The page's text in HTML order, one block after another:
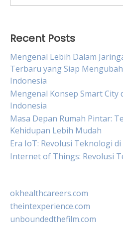
for:
Recent Posts
Mengenal Lebih Dalam
Terbaru yang Siap
Indonesia
Mengenal Konsep Smart City
Indonesia
Masa Depan Rumah Pintar:
Kehidupan Lebih Mudah
Era IoT: Revolusi Teknologi
Internet of Things: Revolusi
okhealthcareers.com
theintexperience.com
unboundedthefilm.com